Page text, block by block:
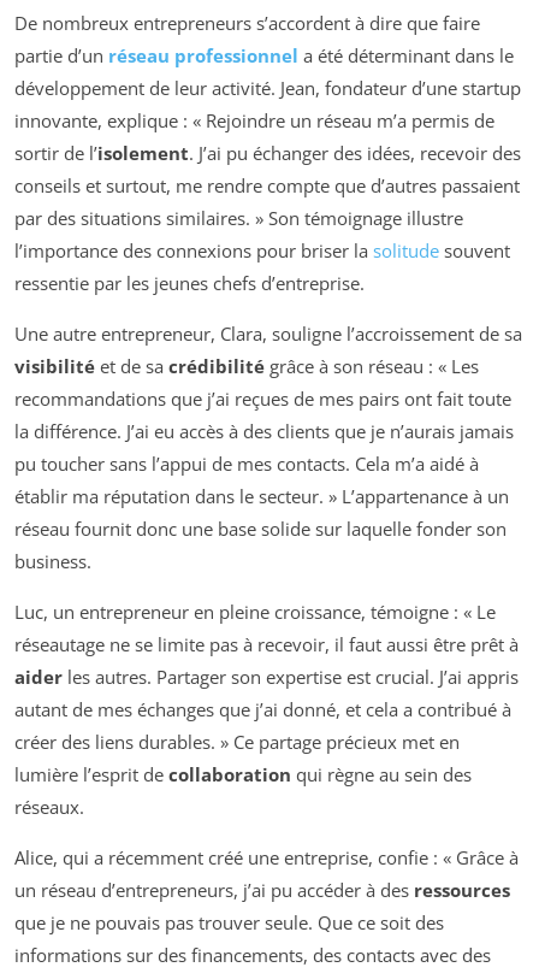
De nombreux entrepreneurs s’accordent à dire que faire
partie d’un réseau professionnel a été déterminant dans le
développement de leur activité. Jean, fondateur d’une startup
innovante, explique : « Rejoindre un réseau m’a permis de
sortir de l’isolement. J’ai pu échanger des idées, recevoir des
conseils et surtout, me rendre compte que d’autres passaient
par des situations similaires. » Son témoignage illustre
l’importance des connexions pour briser la solitude souvent
ressentie par les jeunes chefs d’entreprise.
Une autre entrepreneur, Clara, souligne l’accroissement de sa
visibilité et de sa crédibilité grâce à son réseau : « Les
recommandations que j’ai reçues de mes pairs ont fait toute
la différence. J’ai eu accès à des clients que je n’aurais jamais
pu toucher sans l’appui de mes contacts. Cela m’a aidé à
établir ma réputation dans le secteur. » L’appartenance à un
réseau fournit donc une base solide sur laquelle fonder son
business.
Luc, un entrepreneur en pleine croissance, témoigne : « Le
réseautage ne se limite pas à recevoir, il faut aussi être prêt à
aider les autres. Partager son expertise est crucial. J’ai appris
autant de mes échanges que j’ai donné, et cela a contribué à
créer des liens durables. » Ce partage précieux met en
lumière l’esprit de collaboration qui règne au sein des
réseaux.
Alice, qui a récemment créé une entreprise, confie : « Grâce à
un réseau d’entrepreneurs, j’ai pu accéder à des ressources
que je ne pouvais pas trouver seule. Que ce soit des
informations sur des financements, des contacts avec des